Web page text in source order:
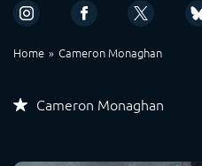
Home Cameron Monaghan
Cameron Monaghan